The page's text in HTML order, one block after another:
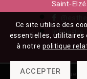
Ce site utilise des
essentielles,
à notre politique
ACCEPTER
Saint-
Infolettre
© 2026 Esthétique